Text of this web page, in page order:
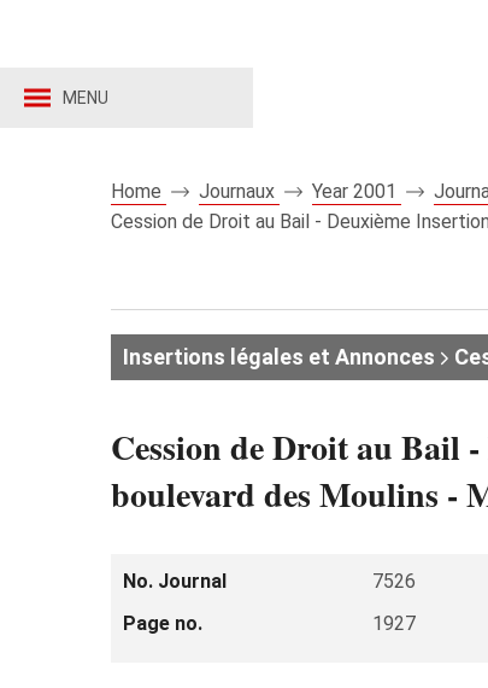
MENU
Home Journaux Year 2001
Cession de Droit au Bail - Deuxième
Insertions légales et Annonces
Cession de Droit au Bail
boulevard des Moulins -
No. Journal 7526
Page no.
1927